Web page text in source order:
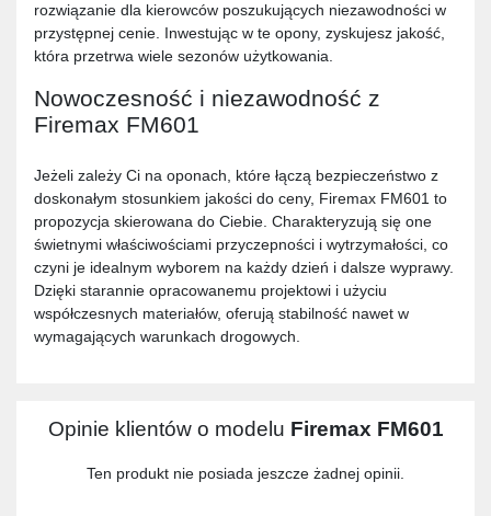
rozwiązanie dla kierowców poszukujących niezawodności w
przystępnej cenie. Inwestując w te opony, zyskujesz jakość,
która przetrwa wiele sezonów użytkowania.
Nowoczesność i niezawodność z
Firemax FM601
Jeżeli zależy Ci na oponach, które łączą bezpieczeństwo z
doskonałym stosunkiem jakości do ceny, Firemax FM601 to
propozycja skierowana do Ciebie. Charakteryzują się one
świetnymi właściwościami przyczepności i wytrzymałości, co
czyni je idealnym wyborem na każdy dzień i dalsze wyprawy.
Dzięki starannie opracowanemu projektowi i użyciu
współczesnych materiałów, oferują stabilność nawet w
wymagających warunkach drogowych.
Opinie klientów o modelu Firemax FM601
Ten produkt nie posiada jeszcze żadnej opinii.